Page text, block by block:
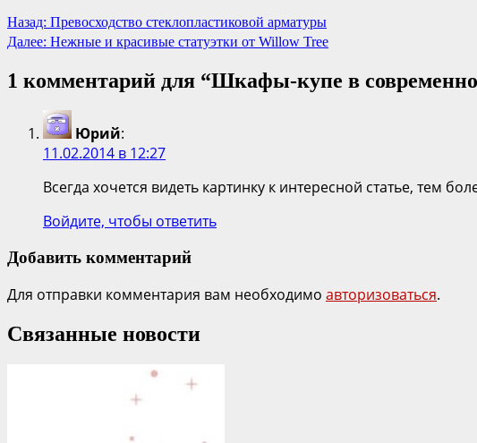
Назад: Превосходство стеклопластиковой арматуры
Далее: Нежные и красивые статуэтки от Willow Tree
1 комментарий для “Шкафы-купе в
Юрий:
11.02.2014 в 12:27
Всегда хочется видеть картинку к интересной статье, тем
Войдите, чтобы ответить
Добавить комментарий
Для отправки комментария вам необходимо авторизоваться.
Связанные новости